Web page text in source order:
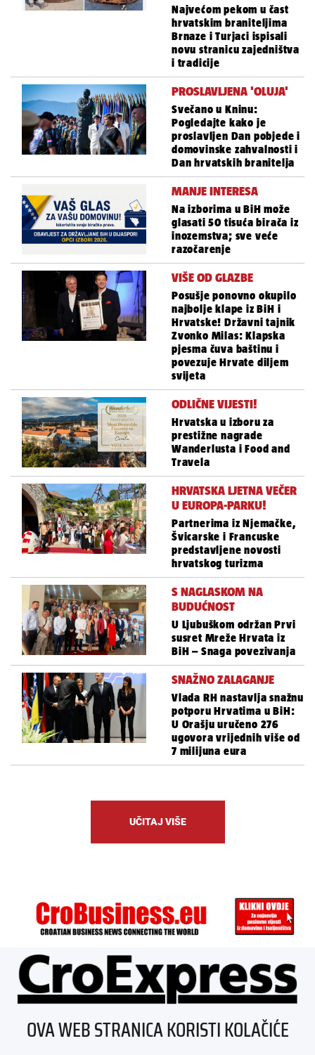
Najvećom pekom u čast
hrvatskim braniteljima
Brnaze i Turjaci ispisali
novu stranicu zajedništva
i tradicije
PROSLAVLJENA 'OLUJA'
Svečano u Kninu:
Pogledajte kako je
proslavljen Dan pobjede i
domovinske zahvalnosti i
Dan hrvatskih branitelja
MANJE INTERESA
Na izborima u BiH može
glasati 50 tisuća birača iz
inozemstva; sve veće
razočarenje
VIŠE OD GLAZBE
Posušje ponovno okupilo
najbolje klape iz BiH i
Hrvatske! Državni tajnik
Zvonko Milas: Klapska
pjesma čuva baštinu i
povezuje Hrvate diljem
svijeta
ODLIČNE VIJESTI!
Hrvatska u izboru za
prestižne nagrade
Wanderlusta i Food and
Travela
HRVATSKA LJETNA VEČER
U EUROPA-PARKU!
Partnerima iz Njemačke,
Švicarske i Francuske
predstavljene novosti
hrvatskog turizma
S NAGLASKOM NA
BUDUĆNOST
U Ljubuškom održan Prvi
susret Mreže Hrvata iz
BiH – Snaga povezivanja
SNAŽNO ZALAGANJE
Vlada RH nastavlja snažnu
potporu Hrvatima u BiH:
U Orašju uručeno 276
ugovora vrijednih više od
7 milijuna eura
UČITAJ VIŠE
ÜBER UNS
IMPRESSUM
OVA WEB STRANICA KORISTI KOLAČIĆE